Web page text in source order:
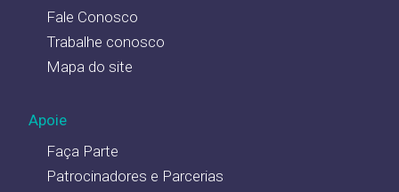
Fale Conosco
Trabalhe conosco
Mapa do site
Apoie
Faça Parte
Patrocinadores e Parcerias